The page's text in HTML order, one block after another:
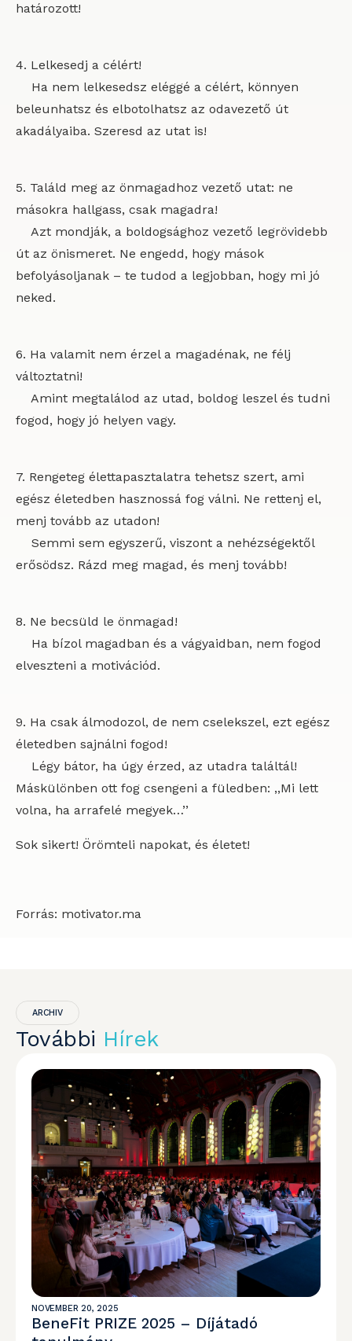
határozott!
4. Lelkesedj a célért!
Ha nem lelkesedsz eléggé a célért, könnyen
beleunhatsz és elbotolhatsz az odavezető út
akadályaiba. Szeresd az utat is!
5. Találd meg az önmagadhoz vezető utat: ne
másokra hallgass, csak magadra!
Azt mondják, a boldogsághoz vezető legrövidebb
út az önismeret. Ne engedd, hogy mások
befolyásoljanak – te tudod a legjobban, hogy mi jó
neked.
6. Ha valamit nem érzel a magadénak, ne félj
változtatni!
Amint megtalálod az utad, boldog leszel és tudni
fogod, hogy jó helyen vagy.
7. Rengeteg élettapasztalatra tehetsz szert, ami
egész életedben hasznossá fog válni. Ne rettenj el,
menj tovább az utadon!
Semmi sem egyszerű, viszont a nehézségektől
erősödsz. Rázd meg magad, és menj tovább!
8. Ne becsüld le önmagad!
Ha bízol magadban és a vágyaidban, nem fogod
elveszteni a motivációd.
9. Ha csak álmodozol, de nem cselekszel, ezt egész
életedben sajnálni fogod!
Légy bátor, ha úgy érzed, az utadra találtál!
Máskülönben ott fog csengeni a füledben: ,,Mi lett
volna, ha arrafelé megyek…’’
Sok sikert! Örömteli napokat, és életet!
Forrás: motivator.ma
ARCHIV
További Hírek
NOVEMBER 20, 2025
BeneFit PRIZE 2025 – Díjátadó